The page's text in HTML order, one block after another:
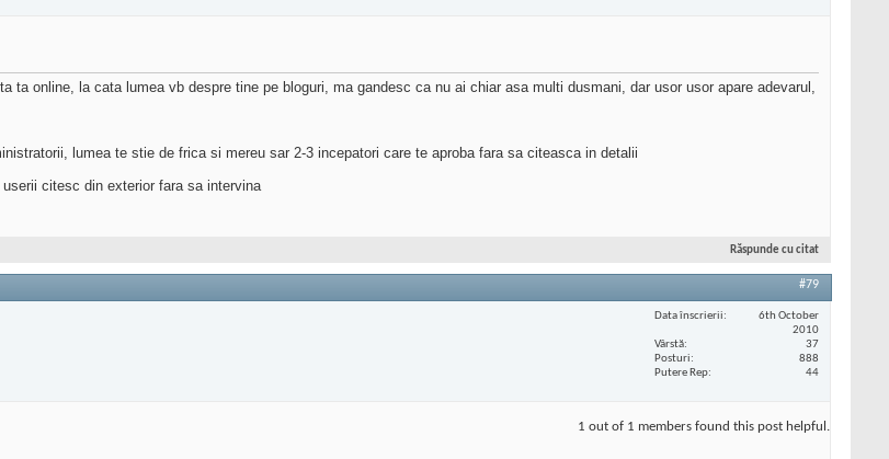
online, la cata lumea vb despre tine pe bloguri, ma gandesc ca nu ai chiar asa multi dusmani, dar usor usor apare adevarul,
lumea te stie de frica si mereu sar 2-3 incepatori care te aproba fara sa citeasca in detalii
citesc din exterior fara sa intervina
Răspunde cu citat
#79
Data înscrierii
6th October
2010
Vârstă
37
Posturi
888
Putere Rep
44
1 out of 1 members found this post helpful.